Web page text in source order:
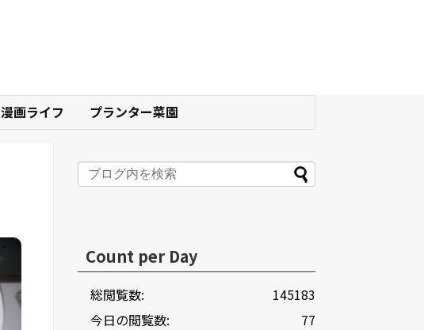
漫画ライフ プランター菜園
Count per Day
145183
総閲覧数:
77
今日の閲覧数: